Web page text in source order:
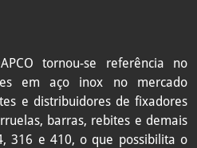
RP 316 (A4)
ANSI B18. 2. 1. 7/8 - 9 X 5 RP
316 (A4)
tornou-se referência no
em aço inox no mercado
e distribuidores de fixadores
barras, rebites e demais
316 e 410, o que possibilita o